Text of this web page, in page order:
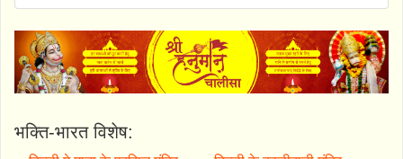
भक्ति-भारत विशेष: